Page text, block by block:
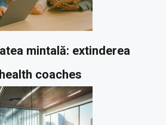
mintală: extinderea
coaches